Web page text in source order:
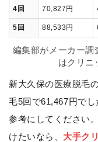
4回 70,827円
5回 88,533円
編集部がメーカー調
はクリニ
新大久保の医療脱毛
毛5回で61,467円で
参考にしてください
けたいなら、 大手ク